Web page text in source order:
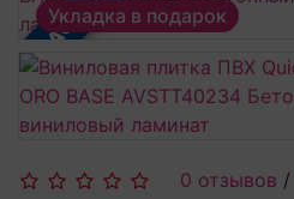
Посмотреть все категории
Укладка в подарок
0 отзывов /